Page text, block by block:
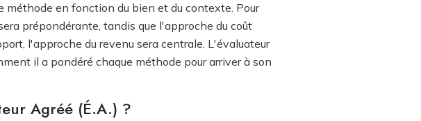
méthode en fonction du bien et du contexte. Pour
prépondérante, tandis que l'approche du coût
l'approche du revenu sera centrale. L'évaluateur
il a pondéré chaque méthode pour arriver à son
Agréé (É.A.) ?